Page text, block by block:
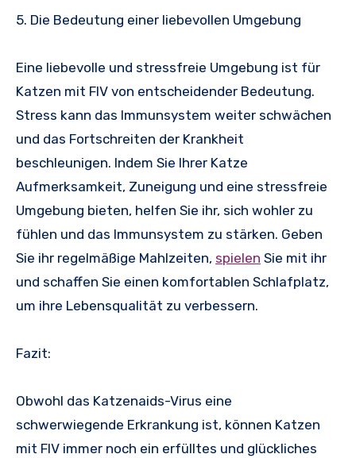
5. Die Bedeutung einer liebevollen Umgebung
Eine liebevolle und stressfreie Umgebung ist für
Katzen mit FIV von entscheidender Bedeutung.
Stress kann das Immunsystem weiter schwächen
und das Fortschreiten der Krankheit
beschleunigen. Indem Sie Ihrer Katze
Aufmerksamkeit, Zuneigung und eine stressfreie
Umgebung bieten, helfen Sie ihr, sich wohler zu
fühlen und das Immunsystem zu stärken. Geben
Sie ihr regelmäßige Mahlzeiten, spielen Sie mit ihr
und schaffen Sie einen komfortablen Schlafplatz,
um ihre Lebensqualität zu verbessern.
Fazit:
Obwohl das Katzenaids-Virus eine
schwerwiegende Erkrankung ist, können Katzen
mit FIV immer noch ein erfülltes und glückliches